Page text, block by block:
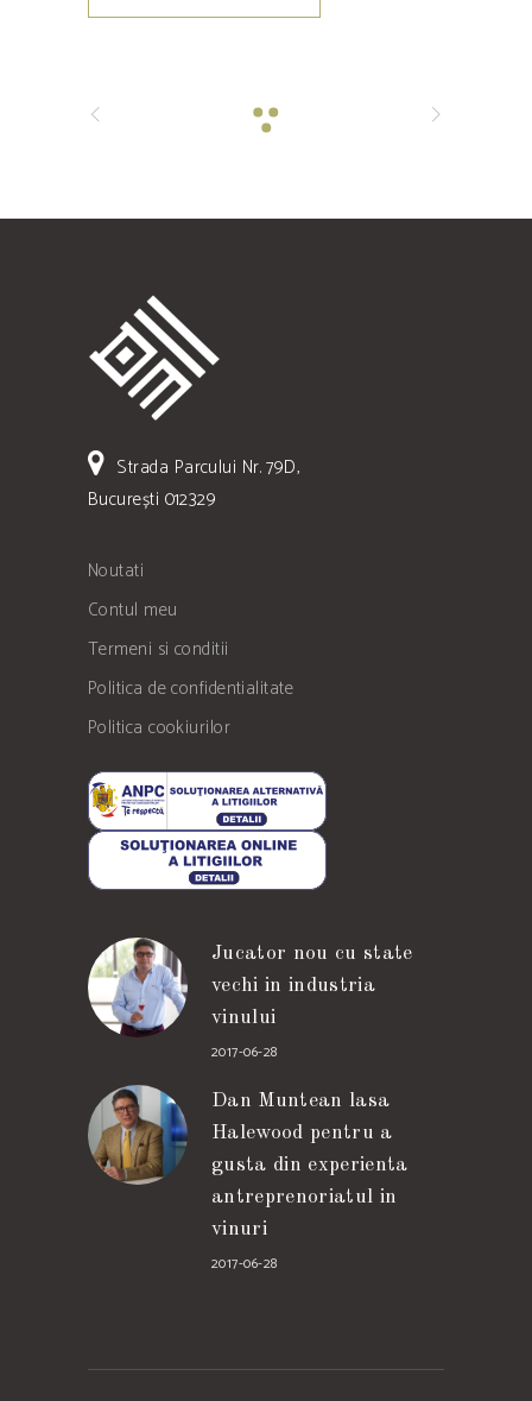
Strada Parcului Nr. 79D,
București 012329
Noutati
Contul meu
Termeni si conditii
Politica de confidentialitate
Politica cookiurilor
Jucator nou cu state
vechi in industria
vinului
2017-06-28
Dan Muntean lasa
Halewood pentru a
gusta din experienta
antreprenoriatul in
vinuri
2017-06-28